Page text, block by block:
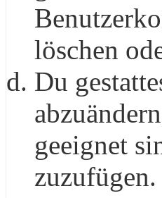
löschen
Du
geeignet
zuzufügen.